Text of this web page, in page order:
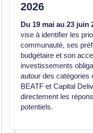
2026
Du 19 mai au 23 juin
vise à identifier les
communauté, ses
budgétaire et son
investissements
autour des catégories
BEATF et Capital
directement les
potentiels.